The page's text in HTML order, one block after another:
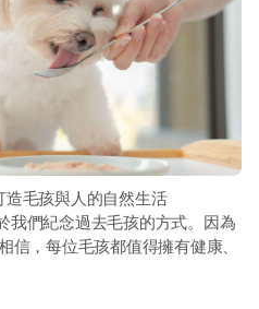
造毛孩與人的自然生活
我們紀念過去毛孩的方式。因為
信，每位毛孩都值得擁有健康、